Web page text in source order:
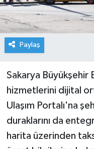
Paylaş
Sakarya Büyükşehir
hizmetlerini dijital
Ulaşım Portalı'na
duraklarını da
harita üzerinden